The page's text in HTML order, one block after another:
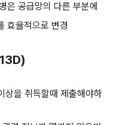
은 공급망의 다른 부분에
효율적으로 변경
상을 취득할때 제출해야하